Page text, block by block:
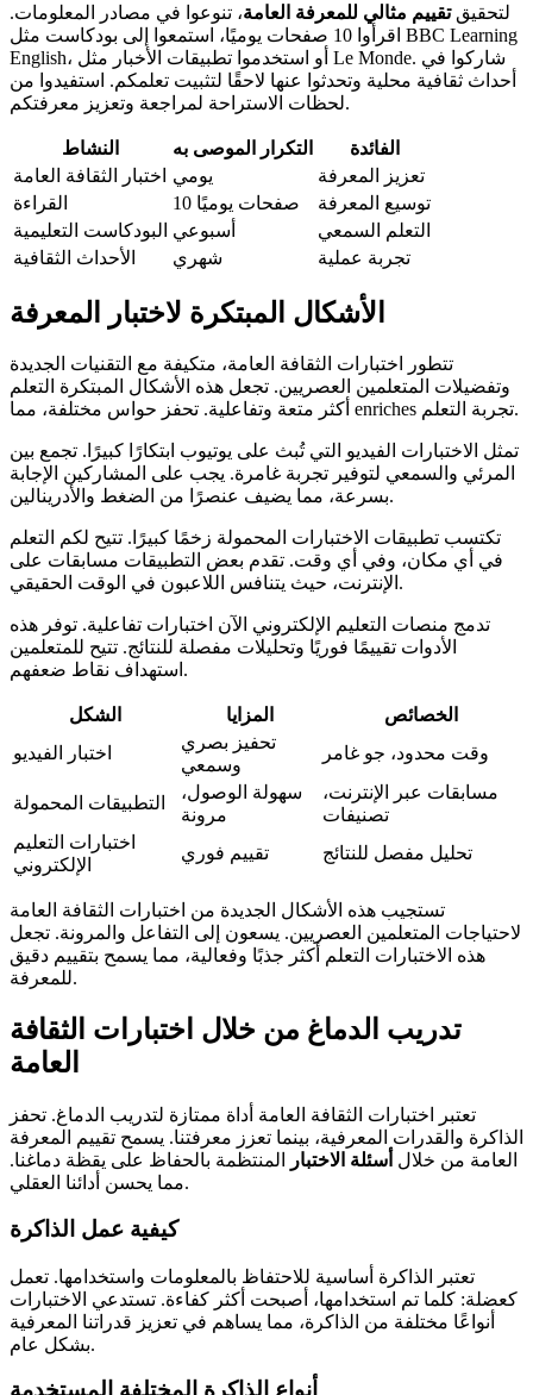
لتحقيقتقييم مثالي للمعرفة العامة، تنوعوا في مصادر المعلومات.
اقرأوا 10 صفحات يوميًا، استمعوا إلى بودكاست مثل BBC Learning
English، أو استخدموا تطبيقات الأخبار مثل Le Monde. شاركوا في
أحداث ثقافية محلية وتحدثوا عنها لاحقًا لتثبيت تعلمكم. استفيدوا من
لحظات الاستراحة لمراجعة وتعزيز معرفتكم.
النشاط التكرار الموصى به
الفائدة
اختبار الثقافة العامة
يومي
تعزيز المعرفة
القراءة
10 صفحات يوميًا
توسيع المعرفة
البودكاست التعليمية أسبوعي
التعلم السمعي
الأحداث الثقافية
شهري تجربة عملية
الأشكال المبتكرة لاختبار المعرفة
تتطور اختبارات الثقافة العامة، متكيفة مع التقنيات الجديدة
وتفضيلات المتعلمين العصريين. تجعل هذه الأشكال المبتكرة التعلم
أكثر متعة وتفاعلية. تحفز حواس مختلفة، مما enriches تجربة التعلم.
تمثل الاختبارات الفيديو التي تُبث على يوتيوب ابتكارًا كبيرًا. تجمع بين
المرئي والسمعي لتوفير تجربة غامرة. يجب على المشاركين الإجابة
بسرعة، مما يضيف عنصرًا من الضغط والأدرينالين.
تكتسب تطبيقات الاختبارات المحمولة زخمًا كبيرًا. تتيح لكم التعلم
في أي مكان، وفي أي وقت. تقدم بعض التطبيقات مسابقات على
الإنترنت، حيث يتنافس اللاعبون في الوقت الحقيقي.
تدمج منصات التعليم الإلكتروني الآن اختبارات تفاعلية. توفر هذه
الأدوات تقييمًا فوريًا وتحليلات مفصلة للنتائج. تتيح للمتعلمين
استهداف نقاط ضعفهم.
الشكل المزايا
الخصائص
اختبار الفيديو
تحفيز بصري
وسمعي
وقت محدود، جو غامر
التطبيقات المحمولة
سهولة الوصول،
مرونة
مسابقات عبر الإنترنت،
تصنيفات
اختبارات التعليم
الإلكتروني
تقييم فوري تحليل مفصل للنتائج
تستجيب هذه الأشكال الجديدة من اختبارات الثقافة العامة
لاحتياجات المتعلمين العصريين. يسعون إلى التفاعل والمرونة. تجعل
هذه الاختبارات التعلم أكثر جذبًا وفعالية، مما يسمح بتقييم دقيق
للمعرفة.
تدريب الدماغ من خلال اختبارات الثقافة
العامة
تعتبر اختبارات الثقافة العامة أداة ممتازة لتدريب الدماغ. تحفز
الذاكرة والقدرات المعرفية، بينما تعزز معرفتنا. يسمح تقييم المعرفة
العامة من خلال أسئلة الاختبار
المنتظمة بالحفاظ على يقظة دماغنا.
مما يحسن أدائنا العقلي.
كيفية عمل الذاكرة
تعتبر الذاكرة أساسية للاحتفاظ بالمعلومات واستخدامها. تعمل
كعضلة: كلما تم استخدامها، أصبحت أكثر كفاءة. تستدعي الاختبارات
أنواعًا مختلفة من الذاكرة، مما يساهم في تعزيز قدراتنا المعرفية
بشكل عام.